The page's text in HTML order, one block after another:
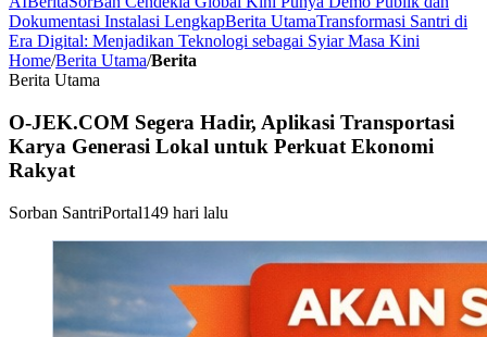
Dokumentasi Instalasi LengkapBerita UtamaTransformasi Santri di
Era Digital: Menjadikan Teknologi sebagai Syiar Masa Kini
Home/Berita Utama/Berita
Berita Utama
O-JEK.COM Segera Hadir, Aplikasi Transportasi
Karya Generasi Lokal untuk Perkuat Ekonomi
Rakyat
Sorban SantriPortal149 hari lalu